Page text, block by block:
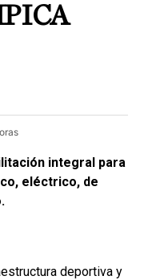
integral para
eléctrico, de
deportiva y